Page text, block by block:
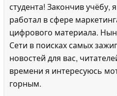
студента! Закончив учёбу,
работал в сфере
цифрового материала.
Сети в поисках самых
новостей для вас,
времени я интересуюсь
горным.